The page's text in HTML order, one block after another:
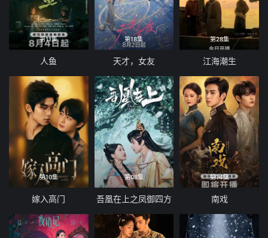
第11集
人鱼
第18集
天才，女友
第28集
江海潮生
第10集
嫁入高门
第08集
吾凰在上之凤御四方
第14集
南戏